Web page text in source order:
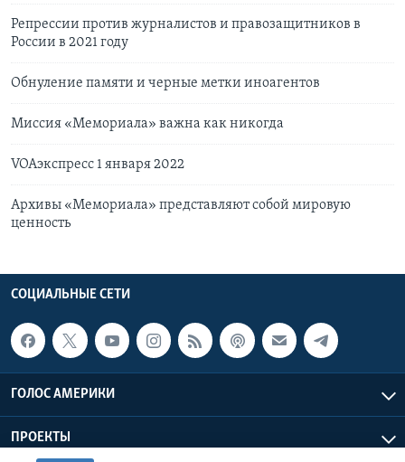
Репрессии против журналистов и правозащитников в
России в 2021 году
Обнуление памяти и черные метки иноагентов
Миссия «Мемориала» важна как никогда
VOAэкспресс 1 января 2022
Архивы «Мемориала» представляют собой мировую
ценность
СОЦИАЛЬНЫЕ СЕТИ
ГОЛОС АМЕРИКИ
ПРОЕКТЫ